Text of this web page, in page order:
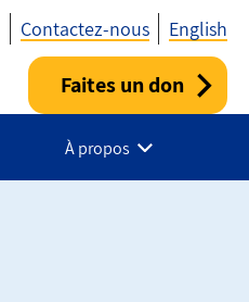
Utility
Fr
Contactez-nous English
Faites un don
À propos